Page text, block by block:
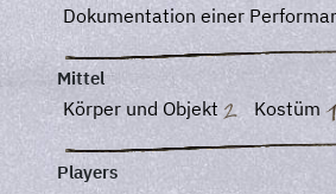
Dokumentation einer
Mittel
Körper und Objekt Kostüm
Players